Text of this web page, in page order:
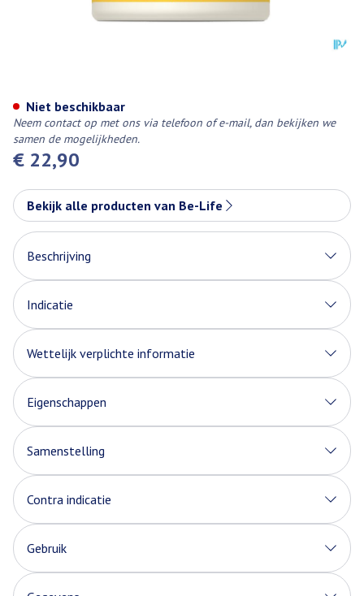
€ 22,90
Niet beschikbaar
Neem contact op met ons via telefoon of e-mail, dan bekijken we
samen de mogelijkheden.
Bekijk alle producten van Be-Life
Beschrijving
Indicatie
Wettelijk verplichte informatie
Eigenschappen
Samenstelling
Contra indicatie
Gebruik